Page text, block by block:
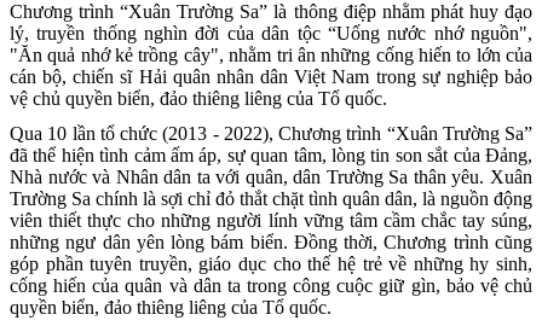
Chương trình “Xuân Trường Sa” là thông điệp nhằm phát huy đạo
lý, truyền thống nghìn đời của dân tộc “Uống nước nhớ nguồn",
"Ăn quả nhớ kẻ trồng cây", nhằm tri ân những cống hiến to lớn của
cán bộ, chiến sĩ Hải quân nhân dân Việt Nam trong sự nghiệp bảo
vệ chủ quyền biển, đảo thiêng liêng của Tổ quốc.
Qua 10 lần tổ chức (2013 - 2022), Chương trình “Xuân Trường Sa”
đã thể hiện tình cảm ấm áp, sự quan tâm, lòng tin son sắt của Đảng,
Nhà nước và Nhân dân ta với quân, dân Trường Sa thân yêu. Xuân
Trường Sa chính là sợi chỉ đỏ thắt chặt tình quân dân, là nguồn động
viên thiết thực cho những người lính vững tâm cầm chắc tay súng,
những ngư dân yên lòng bám biển. Đồng thời, Chương trình cũng
góp phần tuyên truyền, giáo dục cho thế hệ trẻ về những hy sinh,
cống hiến của quân và dân ta trong công cuộc giữ gìn, bảo vệ chủ
quyền biển, đảo thiêng liêng của Tổ quốc.